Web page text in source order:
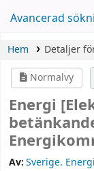
Avancerad
Hem Detaljer
Normalvy
Energi
Av:Sverige.